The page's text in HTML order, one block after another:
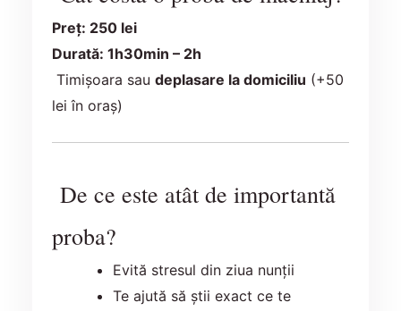
Preț: 250 lei
Durată: 1h30min – 2h
Timișoara sau deplasare la domiciliu (+50
lei în oraș)
De ce este atât de importantă
proba?
Evită stresul din ziua nunții
Te ajută să știi exact ce te